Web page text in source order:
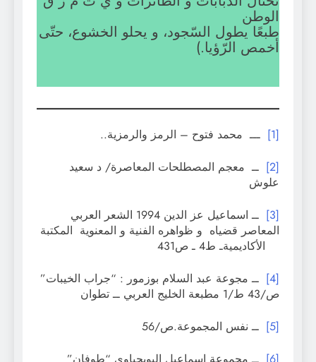
الوطن
طبعًا يطول السّجود، و يحلو الخشوع، حتّى
أخمص الرّؤيا.)
[1]
ـــ محمد فتوح – الرمز والرمزية..
[2]
ــ معجم المصطلحات المعاصرة/ د سعيد
علوش
[3]
ــ اسماعيل عز الدين 1994 الشعر العربي
المعاصر قضياه و ظواهره الفنية و المعنوية المكتبة
الأكاديميةـ ط4 ـ ص431
[4]
ــ مجوعة عبد السلام بوزمور : “جراب الخيبات”
ص/43 ط/1 مطبعة الخليج العربي ــ تطوان
[5]
ــ نفس المجموعة.ص/56
[6]
ــ مجموعة إسماعيل البويحياوي “طوفان”